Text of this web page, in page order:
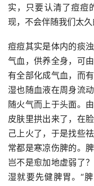
实，只要认清了痘痘
现，不会伴随我们太久
痘痘其实是体内的痰
气血，供养全身，可
有全部化成气血，而
湿也随血液在周身流
随火气而上于头面。
皮肤里拱出来了，在
己上火了，于是找些
常都是寒凉伤脾的。
岂不是愈加地虚弱了
湿就要先健脾胃。“